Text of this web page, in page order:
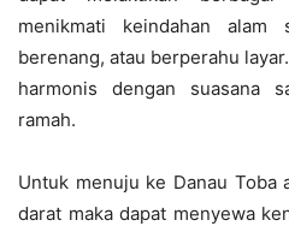
menikmati keindahan alam
berenang, atau berperahu
harmonis dengan suasana
ramah.
Untuk menuju ke Danau Toba
darat maka dapat menyewa